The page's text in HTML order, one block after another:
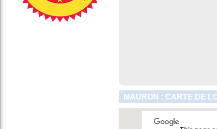
MAURON : CARTE DE